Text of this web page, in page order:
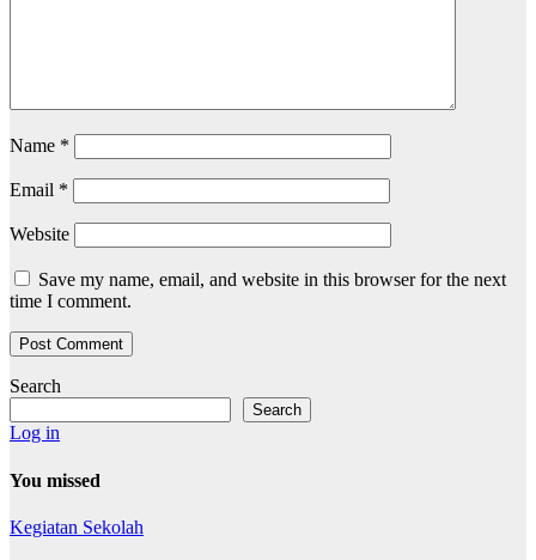
Name *
Email *
Website
Save my name, email, and website in this browser for the next
time I comment.
Search
Search
Log in
You missed
Kegiatan Sekolah